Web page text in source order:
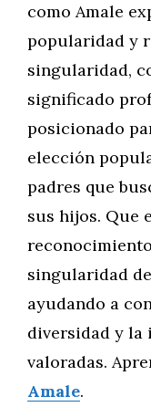
como Amale
popularidad y
singularidad,
significado
posicionado
elección
padres que
sus hijos. Que
singularidad
ayudando a
diversidad y la
valoradas.
Amale.